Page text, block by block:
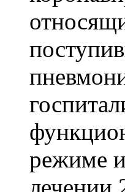
режиме